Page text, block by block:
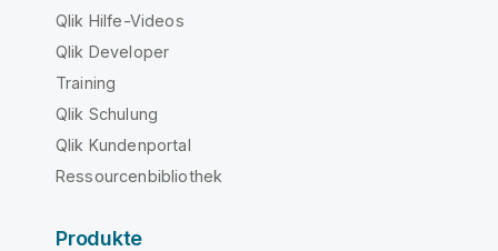
Qlik Hilfe-Videos
Qlik Developer
Training
Qlik Schulung
Qlik Kundenportal
Ressourcenbibliothek
Produkte